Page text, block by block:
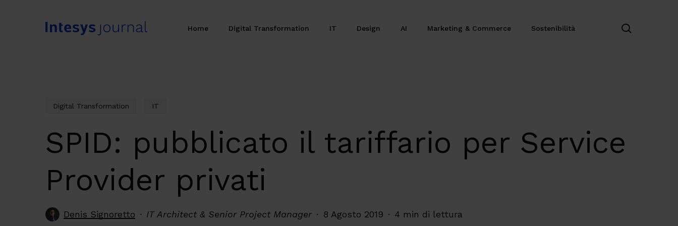
Home Digital Transformation IT Design AI Marketing & Commerce Sostenibilità
Digital Transformation IT
SPID: pubblicato il tariffario per Service
Provider privati
Denis Signoretto IT Architect & Senior Project Manager 8 Agosto 2019 4 min di lettura